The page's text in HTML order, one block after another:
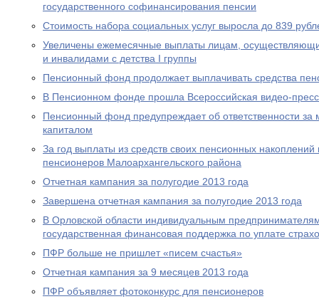
государственного софинансирования пенсии
Стоимость набора социальных услуг выросла до 839
Увеличены ежемесячные выплаты лицам,
и инвалидами с детства I группы
Пенсионный фонд продолжает выплачивать средства
В Пенсионном фонде прошла Всероссийская видео-
Пенсионный фонд предупреждает об ответственности
капиталом
За год выплаты из средств своих пенсионных накоплений
пенсионеров Малоархангельского района
Отчетная кампания за полугодие 2013 года
Завершена отчетная кампания за полугодие 2013 года
В Орловской области индивидуальным
государственная финансовая поддержка по уплате
ПФР больше не пришлет «писем счастья»
Отчетная кампания за 9 месяцев 2013 года
ПФР объявляет фотоконкурс для пенсионеров